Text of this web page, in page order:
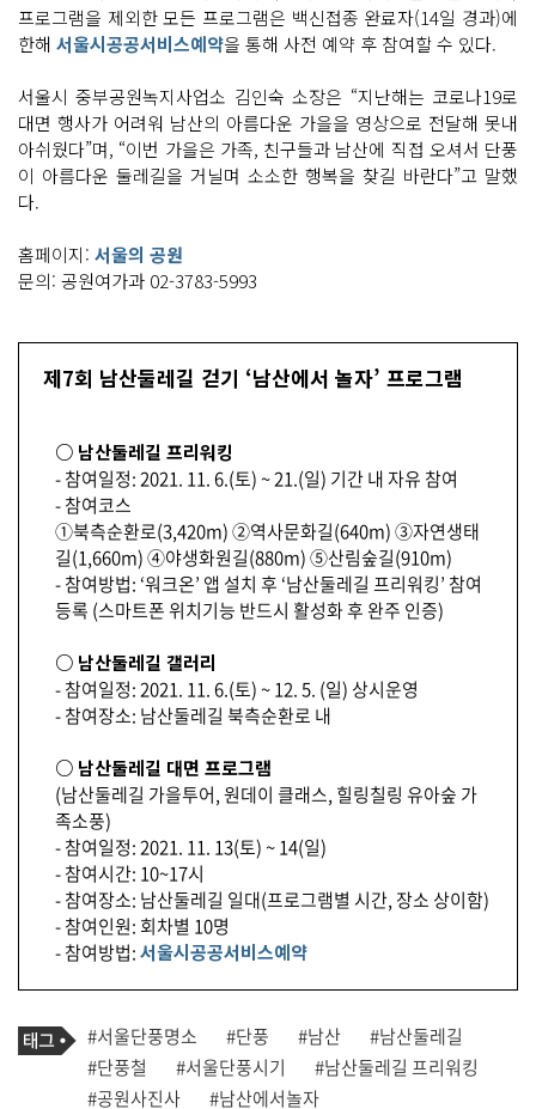
프로그램을 제외한 모든 프로그램은 백신접종 완료자(14일 경과)에
한해 서울시공공서비스예약을 통해 사전 예약 후 참여할 수 있다.
서울시 중부공원녹지사업소 김인숙 소장은 “지난해는 코로나19로
대면 행사가 어려워 남산의 아름다운 가을을 영상으로 전달해 못내
아쉬웠다”며, “이번 가을은 가족, 친구들과 남산에 직접 오셔서 단풍
이 아름다운 둘레길을 거닐며 소소한 행복을 찾길 바란다”고 말했
다.
홈페이지: 서울의 공원
문의: 공원여가과 02-3783-5993
제7회 남산둘레길 걷기 ‘남산에서 놀자’ 프로그램
○ 남산둘레길 프리워킹
- 참여일정: 2021. 11. 6.(토) ~ 21.(일) 기간 내 자유 참여
- 참여코스
①북측순환로(3,420m) ②역사문화길(640m) ③자연생태
길(1,660m) ④야생화원길(880m) ⑤산림숲길(910m)
- 참여방법: ‘워크온’ 앱 설치 후 ‘남산둘레길 프리워킹’ 참여
등록 (스마트폰 위치기능 반드시 활성화 후 완주 인증)
○ 남산둘레길 갤러리
- 참여일정: 2021. 11. 6.(토) ~ 12. 5. (일) 상시운영
- 참여장소: 남산둘레길 북측순환로 내
○ 남산둘레길 대면 프로그램
(남산둘레길 가을투어, 원데이 클래스, 힐링칠링 유아숲 가
족소풍)
- 참여일정: 2021. 11. 13(토) ~ 14(일)
- 참여시간: 10~17시
- 참여장소: 남산둘레길 일대(프로그램별 시간, 장소 상이함)
- 참여인원: 회차별 10명
- 참여방법:서울시공공서비스예약
기
사
관
련
태
그
#서울단풍명소 #단풍 #남산
#남산둘레길
#단풍철
#서울단풍시기
#남산둘레길 프리워킹
#공원사진사
#남산에서놀자